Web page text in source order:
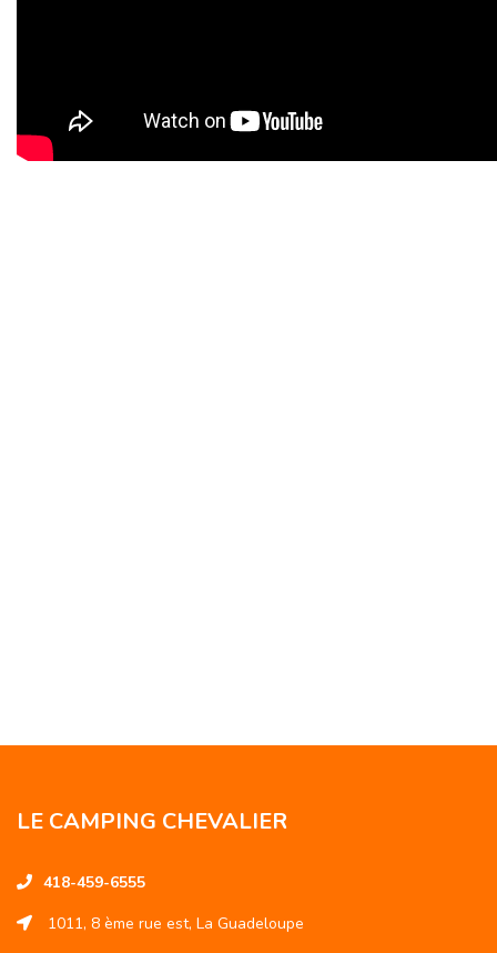
LE CAMPING CHEVALIER
418-459-6555
1011, 8 ème rue est, La Guadeloupe